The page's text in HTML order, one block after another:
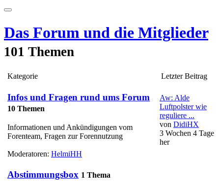
Das Forum und die Mitglieder
101 Themen
Kategorie Letzter Beitrag
Infos und Fragen rund ums Forum
10 Themen
Informationen und Ankündigungen vom
Forenteam, Fragen zur Forennutzung
Moderatoren: HelmiHH
Aw: Alde
Luftpolster wie
reguliere ...
von DidiHX
3 Wochen 4 Tage
her
Abstimmungsbox 1 Thema